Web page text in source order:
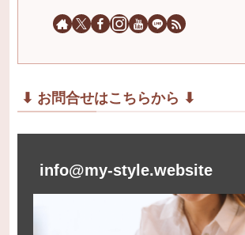
⬇︎ お問合せはこちらから ⬇︎
info@my-style.website